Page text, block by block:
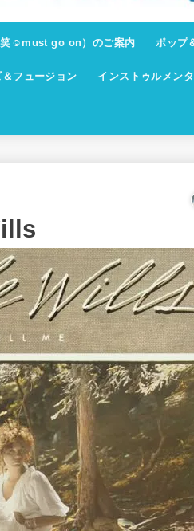
☺must go on）のご案内 ポップ
＆フュージョン インストゥルメン